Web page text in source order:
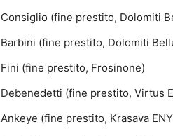
Consiglio (fine prestito, Dolomiti
Barbini (fine prestito, Dolomiti
Fini (fine prestito, Frosinone)
Debenedetti (fine prestito, Virtus
Ankeye (fine prestito, Krasava